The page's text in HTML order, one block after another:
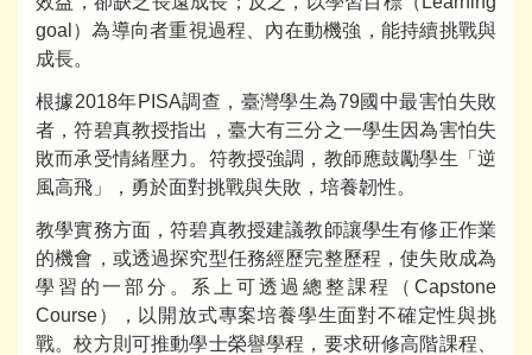
goal）為導向者重視過程、內在動機強，能持續挑戰與
成長。
根據2018年PISA調查，臺灣學生為79國中最害怕失敗
者，符碧真教授指出，臺大有三分之一學生因為害怕失
敗而承受情緒壓力。符教授強調，教師應鼓勵學生「逆
風高飛」，勇於面對挑戰與失敗，培養韌性。
教學實務方面，符碧真教授建議教師讓學生有修正作業
的機會，或透過探究型任務經歷完整歷程，使失敗成為
學習的一部分。系上可透過總整課程（Capstone
Course），以開放式專案培養學生面對不確定性與挑
戰。校方則可推動學士榮譽學程，要求研修高階課程、